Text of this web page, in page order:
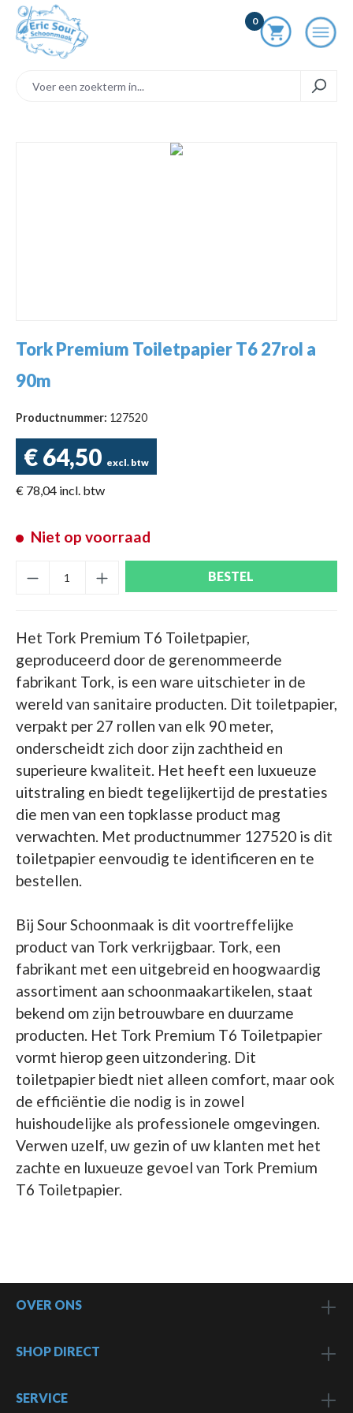
0
component.cms.imageGallery.skipImageGallery
Tork Premium Toiletpapier T6 27rol a
90m
Productnummer: 127520
€ 64,50 excl. btw
€ 78,04 incl. btw
Niet op voorraad
BESTEL
Het Tork Premium T6 Toiletpapier,
geproduceerd door de gerenommeerde
fabrikant Tork, is een ware uitschieter in de
wereld van sanitaire producten. Dit toiletpapier,
verpakt per 27 rollen van elk 90 meter,
onderscheidt zich door zijn zachtheid en
superieure kwaliteit. Het heeft een luxueuze
uitstraling en biedt tegelijkertijd de prestaties
die men van een topklasse product mag
verwachten. Met productnummer 127520 is dit
toiletpapier eenvoudig te identificeren en te
bestellen.
Bij Sour Schoonmaak is dit voortreffelijke
product van Tork verkrijgbaar. Tork, een
fabrikant met een uitgebreid en hoogwaardig
assortiment aan schoonmaakartikelen, staat
bekend om zijn betrouwbare en duurzame
producten. Het Tork Premium T6 Toiletpapier
vormt hierop geen uitzondering. Dit
toiletpapier biedt niet alleen comfort, maar ook
de efficiëntie die nodig is in zowel
huishoudelijke als professionele omgevingen.
Verwen uzelf, uw gezin of uw klanten met het
zachte en luxueuze gevoel van Tork Premium
T6 Toiletpapier.
OVER ONS
SHOP DIRECT
SERVICE